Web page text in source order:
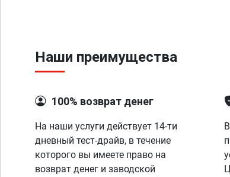
Наши преимущества
100% возврат денег
На наши услуги действует 14-ти
дневный тест-драйв, в течение
которого вы имеете право на
возврат денег и заводской